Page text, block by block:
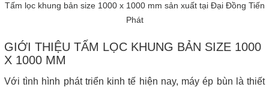
Tấm lọc khung bản size 1000 x 1000 mm sản xuất tại Đại Đồng Tiến
Phát
GIỚI THIỆU TẤM LỌC KHUNG BẢN SIZE 1000
X 1000 MM
Với tình hình phát triển kinh tế hiện nay, máy ép bùn là thiết